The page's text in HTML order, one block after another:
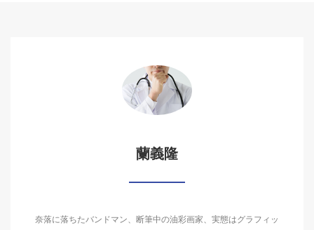
蘭義隆
奈落に落ちたバンドマン、断筆中の油彩画家、実態はグラフィッ